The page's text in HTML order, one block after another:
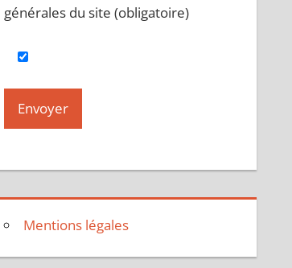
générales du site (obligatoire)
Mentions légales